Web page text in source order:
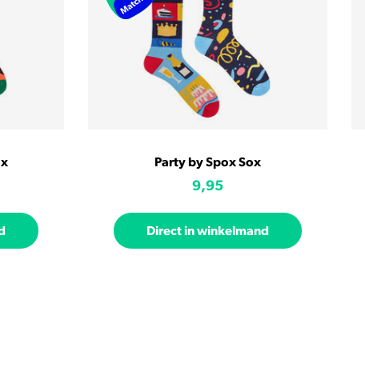
Party by Spox Sox
9,95
Direct in winkelmand